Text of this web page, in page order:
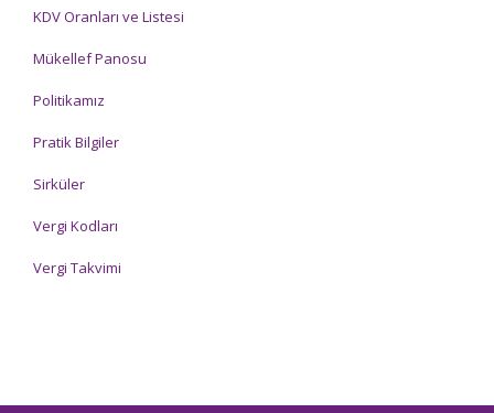
KDV Oranları ve Listesi
Mükellef Panosu
Politikamız
Pratik Bilgiler
Sirküler
Vergi Kodları
Vergi Takvimi